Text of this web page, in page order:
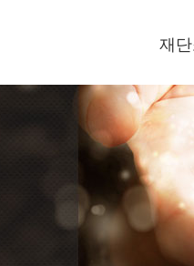
재
이사
연혁
오시는